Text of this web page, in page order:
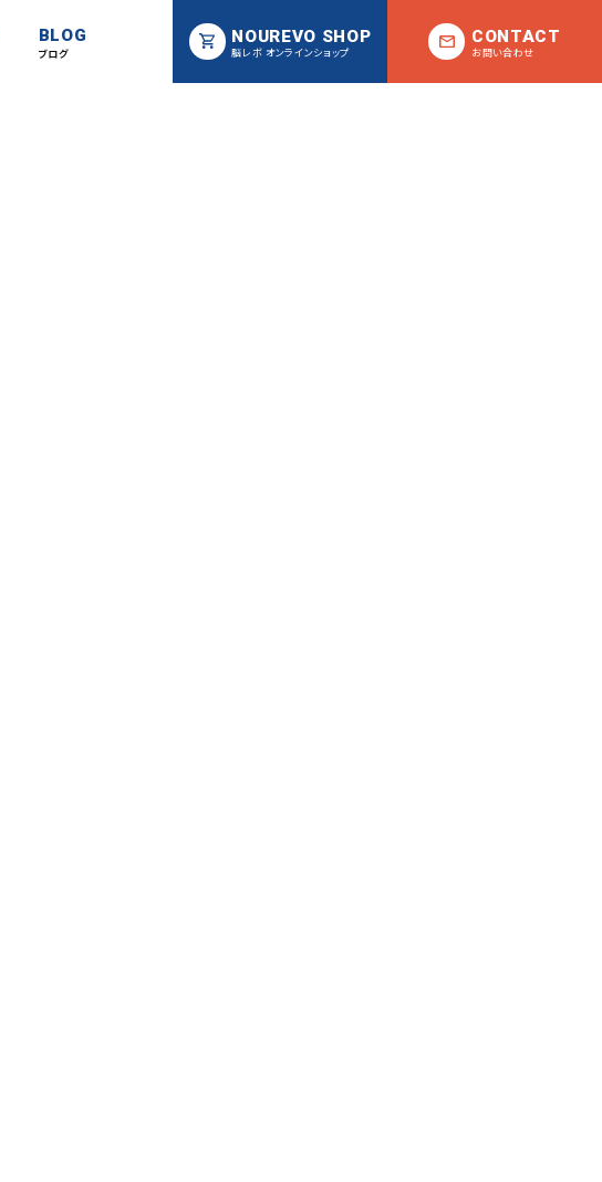
BLOG
ブログ
NOUREVO SHOP
脳レボ オンラインショップ
CONTACT
お問い合わせ